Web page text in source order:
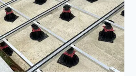
TRANQUILLITÀ